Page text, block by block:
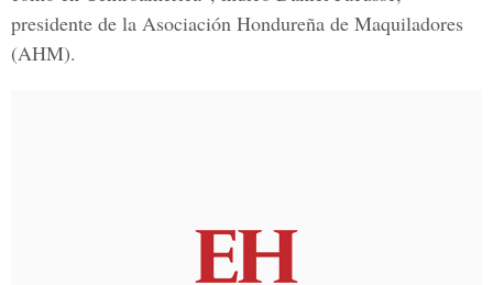
presidente de la Asociación Hondureña de Maquiladores
(AHM).